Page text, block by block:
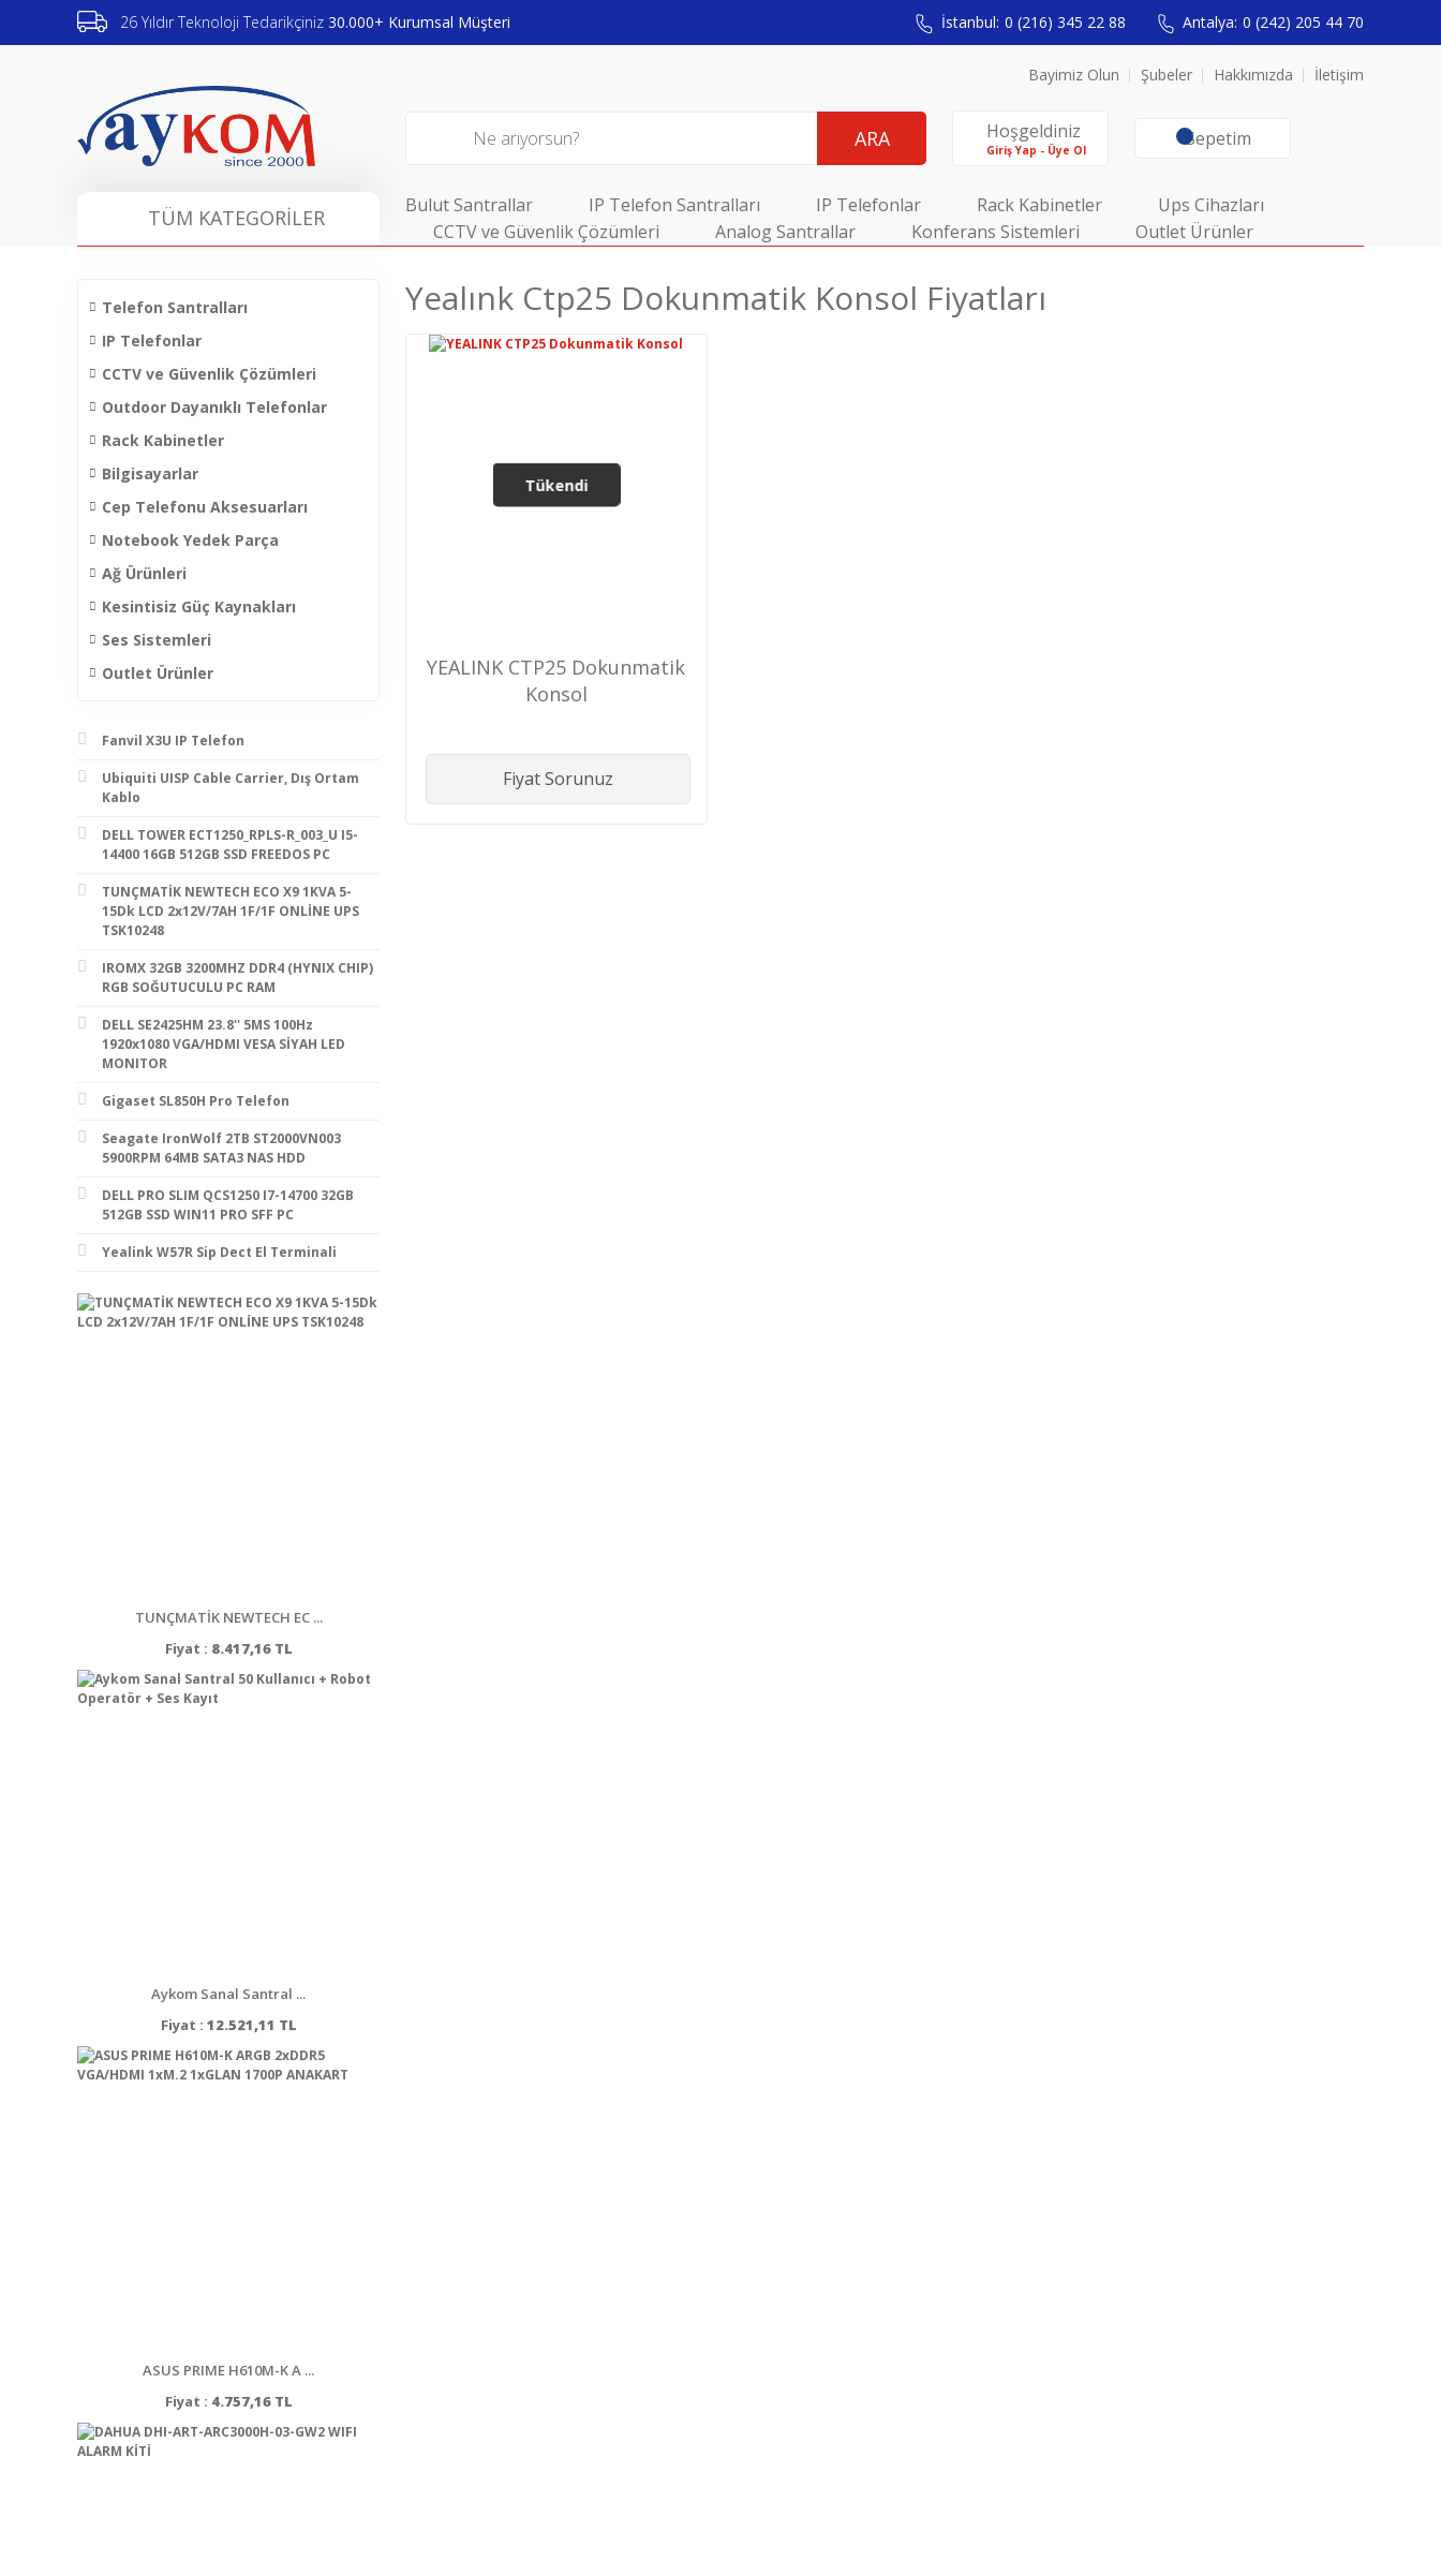
26 Yıldır Teknoloji Tedarikçiniz 30.000+ Kurumsal Müşteri İstanbul: 0 (216) 345 22 88 Antalya: 0 (242) 205 44 70
Bayimiz Olun Şubeler Hakkımızda İletişim
ARA Hoşgeldiniz
Giriş Yap - Üye Ol Sepetim
TÜM KATEGORİLER Bulut Santrallar IP Telefon Santralları IP Telefonlar Rack Kabinetler
Ups Cihazları
CCTV ve Güvenlik Çözümleri
Analog Santrallar Konferans Sistemleri Outlet Ürünler
Telefon Santralları
IP Telefonlar
CCTV ve Güvenlik Çözümleri
Outdoor Dayanıklı Telefonlar
Rack Kabinetler
Bilgisayarlar
Cep Telefonu Aksesuarları
Notebook Yedek Parça
Ağ Ürünleri
Kesintisiz Güç Kaynakları
Ses Sistemleri
Outlet Ürünler
Fanvil X3U IP Telefon
Ubiquiti UISP Cable Carrier, Dış Ortam
Kablo
DELL TOWER ECT1250_RPLS-R_003_U I5-
14400 16GB 512GB SSD FREEDOS PC
TUNÇMATİK NEWTECH ECO X9 1KVA 5-
15Dk LCD 2x12V/7AH 1F/1F ONLİNE UPS
TSK10248
IROMX 32GB 3200MHZ DDR4 (HYNIX CHIP)
RGB SOĞUTUCULU PC RAM
DELL SE2425HM 23.8'' 5MS 100Hz
1920x1080 VGA/HDMI VESA SİYAH LED
MONITOR
Gigaset SL850H Pro Telefon
Seagate IronWolf 2TB ST2000VN003
5900RPM 64MB SATA3 NAS HDD
DELL PRO SLIM QCS1250 I7-14700 32GB
512GB SSD WIN11 PRO SFF PC
Yealink W57R Sip Dect El Terminali
TUNÇMATİK NEWTECH EC ...
Fiyat : 8.417,16 TL
Aykom Sanal Santral ...
Fiyat : 12.521,11 TL
ASUS PRIME H610M-K A ...
Fiyat : 4.757,16 TL
Yealınk Ctp25 Dokunmatik Konsol Fiyatları
Tükendi
YEALINK CTP25 Dokunmatik
Konsol
Fiyat Sorunuz